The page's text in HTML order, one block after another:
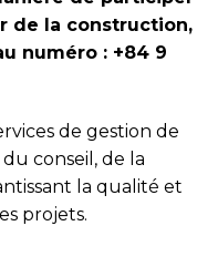
de la construction,
numéro : +84 9
de gestion de
conseil, de la
la qualité et
projets.